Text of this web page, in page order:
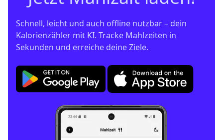
Schnell, leicht und auch offline nutzbar – dein
Kalorienzähler mit KI. Tracke Mahlzeiten in
Sekunden und erreiche deine Ziele.